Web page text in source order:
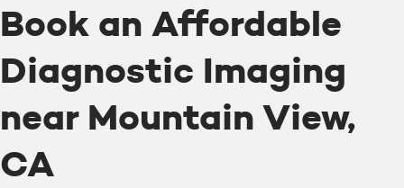
Book an Affordable
Diagnostic Imaging
near Mountain View,
CA